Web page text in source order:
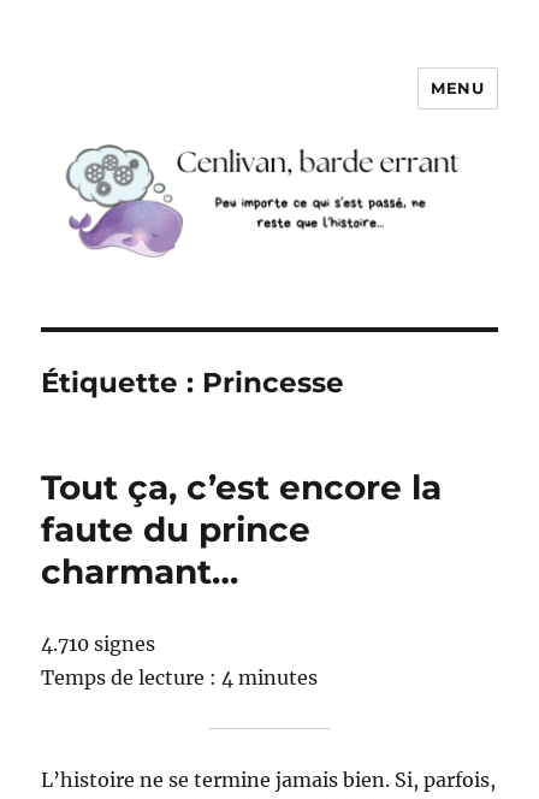
MENU
Étiquette : Princesse
Tout ça, c’est encore la
faute du prince
charmant…
4.710 signes
Temps de lecture : 4 minutes
L’histoire ne se termine jamais bien. Si, parfois,